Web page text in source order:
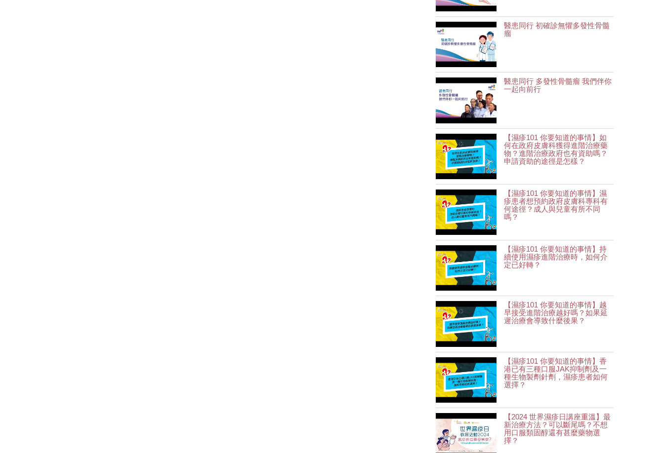
醫患同行 初確診無懼多發性骨髓
瘤
醫患同行 多發性骨髓瘤 我們伴你
一起向前行
【濕疹101 你要知道的事情】如
何在政府皮膚科獲得進階治療藥
物？進階治療政府也有資助嗎？
申請資助的途徑是怎樣？
【濕疹101 你要知道的事情】濕
疹患者想預約政府皮膚科專科有
何途徑？成人與兒童有所不同
嗎？
【濕疹101 你要知道的事情】持
續使用濕疹進階治療時，如何介
定已好轉？
【濕疹101 你要知道的事情】越
早接受進階治療越好嗎？如果延
遲治療會導致什麼後果？
【濕疹101 你要知道的事情】香
港已有三種口服JAK抑制劑及一
種生物製劑針劑，濕疹患者如何
選擇？
【2024 世界濕疹日講座重溫】最
新治療方法？可以斷尾嗎？不想
用口服類固醇還有甚麼藥物選
擇？